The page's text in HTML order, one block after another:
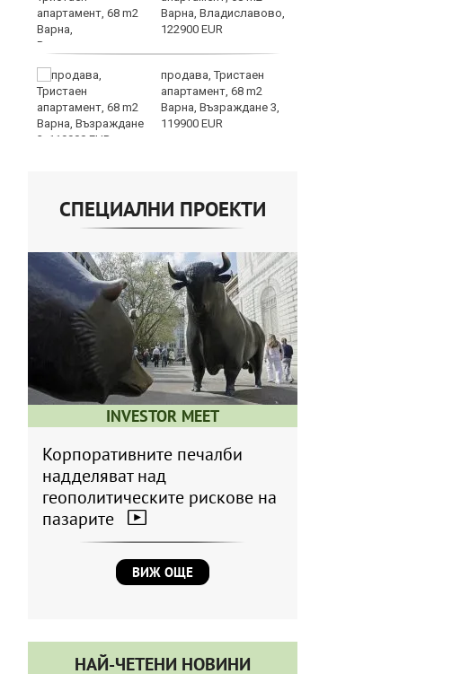
Варна, Владиславово,
122900 EUR
продава, Тристаен
апартамент, 68 m2
Варна, Възраждане 3,
119900 EUR
СПЕЦИАЛНИ ПРОЕКТИ
INVESTOR MEET
Корпоративните печалби
надделяват над
геополитическите рискове на
пазарите
ВИЖ ОЩЕ
НАЙ-ЧЕТЕНИ НОВИНИ